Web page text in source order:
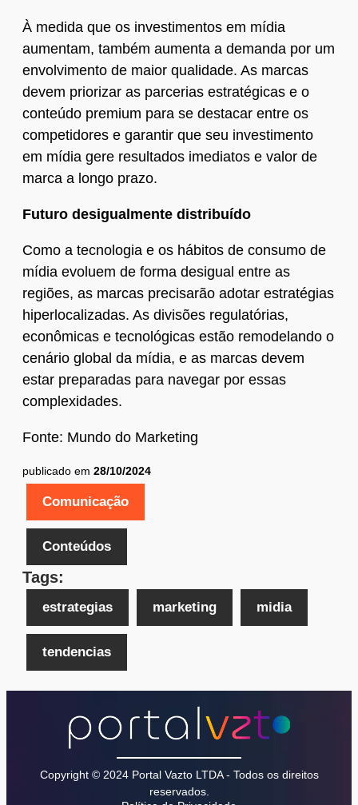
À medida que os investimentos em mídia
aumentam, também aumenta a demanda por um
envolvimento de maior qualidade. As marcas
devem priorizar as parcerias estratégicas e o
conteúdo premium para se destacar entre os
competidores e garantir que seu investimento
em mídia gere resultados imediatos e valor de
marca a longo prazo.
Futuro desigualmente distribuído
Como a tecnologia e os hábitos de consumo de
mídia evoluem de forma desigual entre as
regiões, as marcas precisarão adotar estratégias
hiperlocalizadas. As divisões regulatórias,
econômicas e tecnológicas estão remodelando o
cenário global da mídia, e as marcas devem
estar preparadas para navegar por essas
complexidades.
Fonte: Mundo do Marketing
publicado em 28/10/2024
Comunicação
Conteúdos
Tags:
estrategias marketing midia
tendencias
Copyright © 2024 Portal Vazto LTDA - Todos os direitos
reservados.